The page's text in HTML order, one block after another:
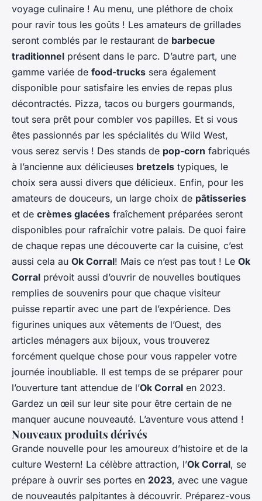
voyage culinaire ! Au menu, une pléthore de choix
pour ravir tous les goûts ! Les amateurs de grillades
seront comblés par le restaurant de barbecue
traditionnel présent dans le parc. D’autre part, une
gamme variée de food-trucks sera également
disponible pour satisfaire les envies de repas plus
décontractés. Pizza, tacos ou burgers gourmands,
tout sera prêt pour combler vos papilles. Et si vous
êtes passionnés par les spécialités du Wild West,
vous serez servis ! Des stands de pop-corn fabriqués
à l’ancienne aux délicieuses bretzels typiques, le
choix sera aussi divers que délicieux. Enfin, pour les
amateurs de douceurs, un large choix de pâtisseries
et de crèmes glacées fraîchement préparées seront
disponibles pour rafraîchir votre palais. De quoi faire
de chaque repas une découverte car la cuisine, c’est
aussi cela au Ok Corral! Mais ce n’est pas tout ! Le Ok
Corral prévoit aussi d’ouvrir de nouvelles boutiques
remplies de souvenirs pour que chaque visiteur
puisse repartir avec une part de l’expérience. Des
figurines uniques aux vêtements de l’Ouest, des
articles ménagers aux bijoux, vous trouverez
forcément quelque chose pour vous rappeler votre
journée inoubliable. Il est temps de se préparer pour
l’ouverture tant attendue de l’Ok Corral en 2023.
Gardez un œil sur leur site pour être certain de ne
manquer aucune nouveauté. L’aventure vous attend !
Nouveaux produits dérivés
Grande nouvelle pour les amoureux d’histoire et de la
culture Western! La célèbre attraction, l’Ok Corral, se
prépare à ouvrir ses portes en 2023, avec une vague
de nouveautés palpitantes à découvrir. Préparez-vous